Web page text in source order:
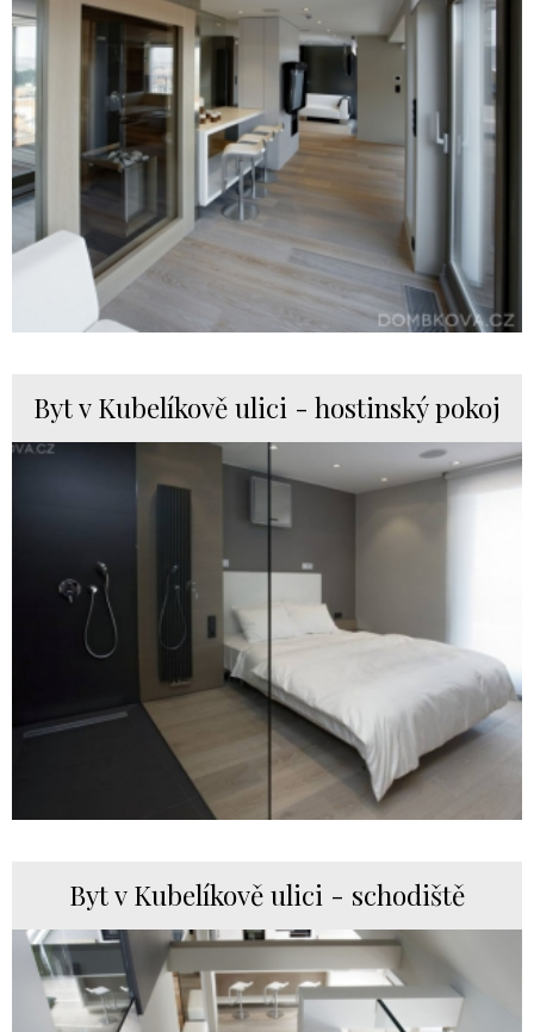
Byt v Kubelíkově ulici - hostinský pokoj
Byt v Kubelíkově ulici - schodiště